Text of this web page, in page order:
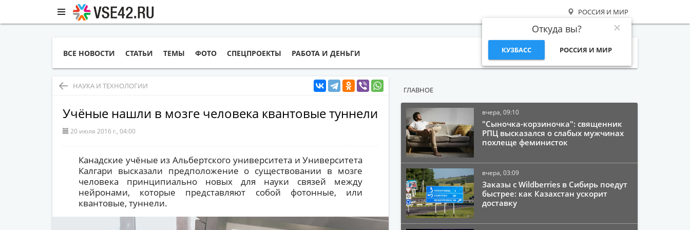
РОССИЯ И МИР
Откуда вы?
КУЗБАСС РОССИЯ И МИР
ВСЕ НОВОСТИ СТАТЬИ ТЕМЫ ФОТО СПЕЦПРОЕКТЫ РАБОТА И ДЕНЬГИ Поиск
НАУКА И ТЕХНОЛОГИИ
Учёные нашли в мозге человека квантовые туннели
20 июля 2016 г., 04:00
Канадские учёные из Альбертского университета и Университета
Калгари высказали предположение о существовании в мозге
человека принципиально новых для науки связей между
нейронами, которые представляют собой фотонные, или
квантовые, туннели.
ГЛАВНОЕ
вчера, 09:10
"Сыночка-корзиночка": священник
РПЦ высказался о слабых мужчинах
похлеще феминисток
вчера, 03:09
Заказы с Wildberries в Сибирь поедут
быстрее: как Казахстан ускорит
доставку